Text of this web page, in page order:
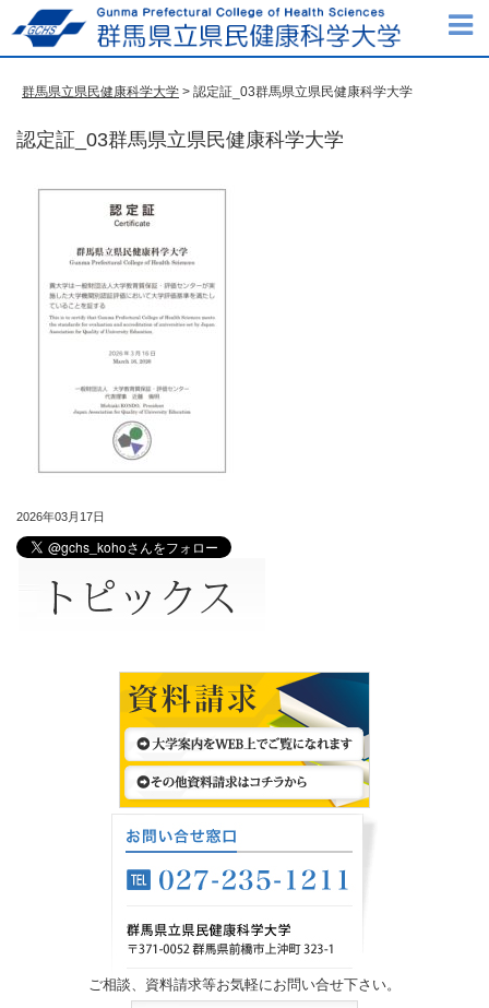
群馬県立県民健康科学大学 > 認定証_03群馬県立県民健康科学大学
認定証_03群馬県立県民健康科学大学
2026年03月17日
ご相談、資料請求等お気軽にお問い合せ下さい。